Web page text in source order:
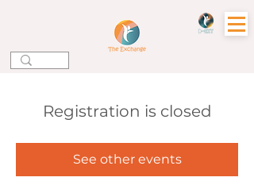
Registration is closed
See other events